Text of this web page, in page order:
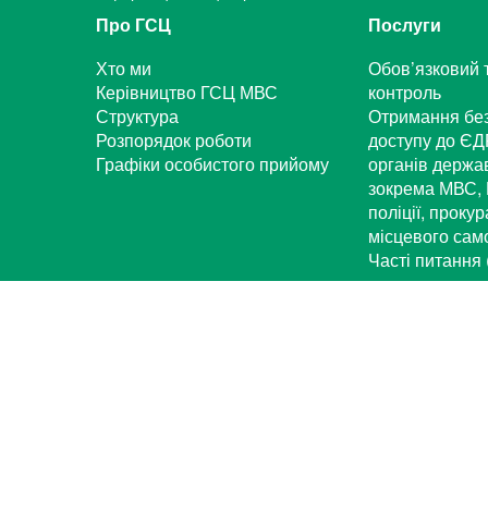
Про ГСЦ
Хто ми
Керівництво ГСЦ МВС
Структура
Розпорядок роботи
Графіки особистого прийому
Послуги
Обов’язковий
контроль
Отримання
доступу до
органів
зокрема МВС,
поліції,
місцевого
Часті питання